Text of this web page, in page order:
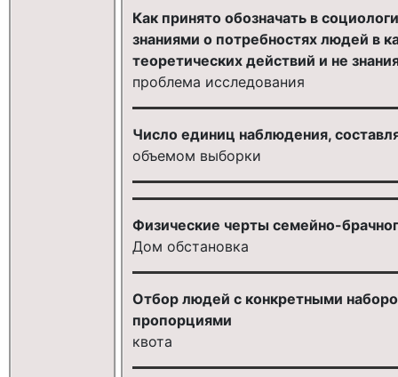
Как принято обозначать в
знаниями о потребностях людей в
теоретических действий и не
проблема исследования
Число единиц наблюдения,
объемом выборки
Физические черты семейно-
Дом обстановка
Отбор людей с конкретными
пропорциями
квота